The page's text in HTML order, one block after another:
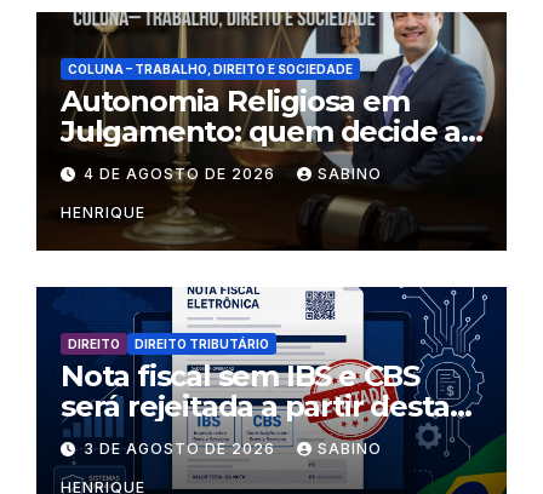
COLUNA – TRABALHO, DIREITO E SOCIEDADE
Autonomia Religiosa em
Julgamento: quem decide as
regras dentro dos templos?
4 DE AGOSTO DE 2026 SABINO
HENRIQUE
DIREITO DIREITO TRIBUTÁRIO
Nota fiscal sem IBS e CBS
será rejeitada a partir desta
segunda-feira
3 DE AGOSTO DE 2026 SABINO
HENRIQUE